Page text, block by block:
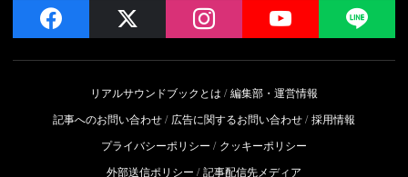
facebook instagram YouTube
リアルサウンドブックとは
編集部・運営情報
記事へのお問い合わせ
広告に関するお問い合わせ 採用情報
プライバシーポリシー
クッキーポリシー
外部送信ポリシー
記事配信先メディア